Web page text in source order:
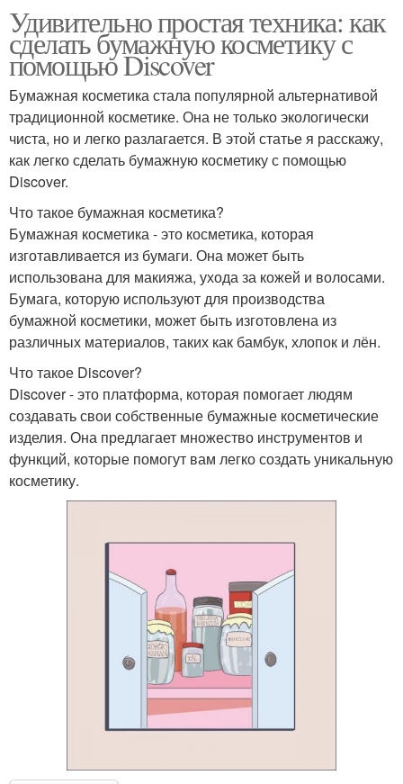
Удивительно простая техника: как
сделать бумажную косметику с
помощью Discover
Бумажная косметика стала популярной альтернативой
традиционной косметике. Она не только экологически
чиста, но и легко разлагается. В этой статье я расскажу,
как легко сделать бумажную косметику с помощью
Discover.
Что такое бумажная косметика?
Бумажная косметика - это косметика, которая
изготавливается из бумаги. Она может быть
использована для макияжа, ухода за кожей и волосами.
Бумага, которую используют для производства
бумажной косметики, может быть изготовлена из
различных материалов, таких как бамбук, хлопок и лён.
Что такое Discover?
Discover - это платформа, которая помогает людям
создавать свои собственные бумажные косметические
изделия. Она предлагает множество инструментов и
функций, которые помогут вам легко создать уникальную
косметику.